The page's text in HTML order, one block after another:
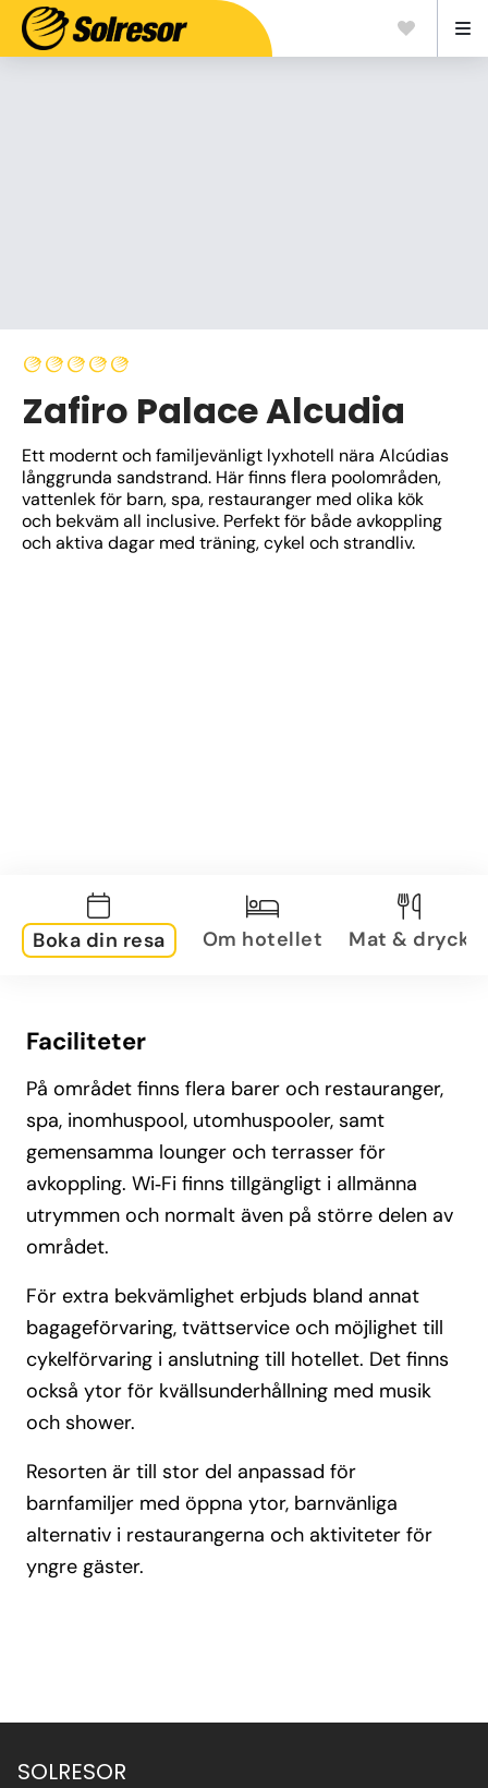
Zafiro Palace Alcudia
Ett modernt och familjevänligt lyxhotell nära Alcúdias
långgrunda sandstrand. Här finns flera poolområden,
vattenlek för barn, spa, restauranger med olika kök
och bekväm all inclusive. Perfekt för både avkoppling
och aktiva dagar med träning, cykel och strandliv.
Boka din resa Om hotellet Mat & dryck
Faciliteter
På området finns flera barer och restauranger,
spa, inomhuspool, utomhuspooler, samt
gemensamma lounger och terrasser för
avkoppling. Wi‑Fi finns tillgängligt i allmänna
utrymmen och normalt även på större delen av
området.
För extra bekvämlighet erbjuds bland annat
bagageförvaring, tvättservice och möjlighet till
cykelförvaring i anslutning till hotellet. Det finns
också ytor för kvällsunderhållning med musik
och shower.
Resorten är till stor del anpassad för
barnfamiljer med öppna ytor, barnvänliga
alternativ i restaurangerna och aktiviteter för
yngre gäster.
SOLRESOR